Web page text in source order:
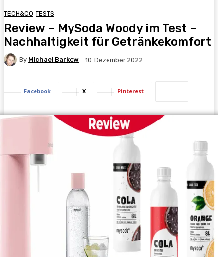
TECH&CO TESTS
Review – MySoda Woody im Test –
Nachhaltigkeit für Getränkekomfort
By Michael Barkow 10. Dezember 2022
Facebook X Pinterest